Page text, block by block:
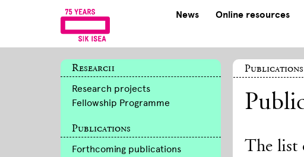
News Online resources
Research
Research projects
Fellowship Programme
Publications
Forthcoming publications
Publications
The list